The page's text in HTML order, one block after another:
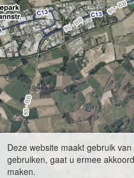
Deze website maakt gebruik
gebruiken, gaat u ermee
maken.